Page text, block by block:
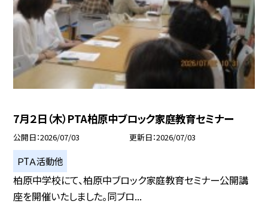
7月２日（木）PTA柏原中ブロック家庭教育セミナー
公開日 2026/07/03 更新日 2026/07/03
ＰTＡ活動他
柏原中学校にて、柏原中ブロック家庭教育セミナー公開講
座を開催いたしました。同ブロ...